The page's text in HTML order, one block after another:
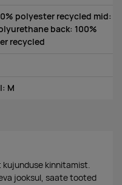
polyester recycled mid:
back: 100%
recycled
M
kujunduse kinnitamist.
jooksul, saate tooted